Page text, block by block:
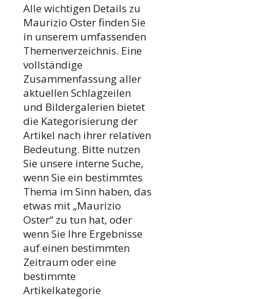
Alle wichtigen Details zu
Maurizio Oster finden Sie
in unserem umfassenden
Themenverzeichnis. Eine
vollständige
Zusammenfassung aller
aktuellen Schlagzeilen
und Bildergalerien bietet
die Kategorisierung der
Artikel nach ihrer relativen
Bedeutung. Bitte nutzen
Sie unsere interne Suche,
wenn Sie ein bestimmtes
Thema im Sinn haben, das
etwas mit „Maurizio
Oster“ zu tun hat, oder
wenn Sie Ihre Ergebnisse
auf einen bestimmten
Zeitraum oder eine
bestimmte
Artikelkategorie